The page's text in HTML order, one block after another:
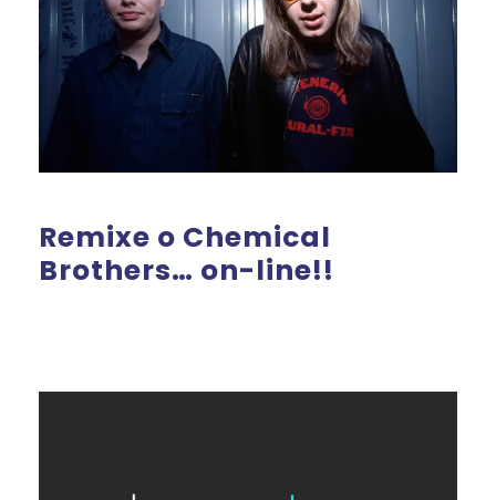
Remixe o Chemical
Brothers… on-line!!